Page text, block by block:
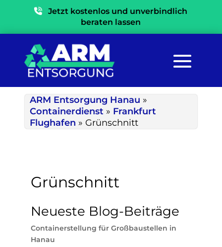
Jetzt kostenlos und unverbindlich
beraten lassen
ARM Entsorgung Hanau »
Containerdienst » Frankfurt
Flughafen » Grünschnitt
Grünschnitt
Neueste Blog-Beiträge
Containerstellung für Großbaustellen in
Hanau